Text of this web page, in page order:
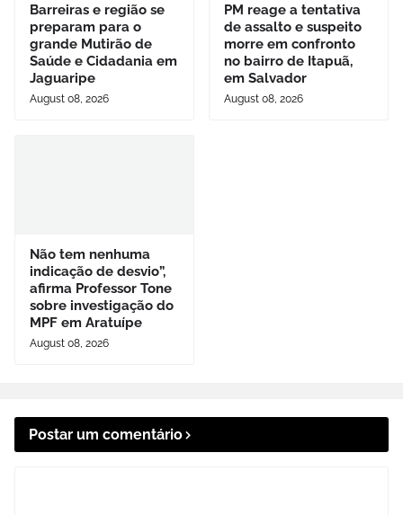
Barreiras e região se
preparam para o
grande Mutirão de
Saúde e Cidadania em
Jaguaripe
August 08, 2026
PM reage a tentativa
de assalto e suspeito
morre em confronto
no bairro de Itapuã,
em Salvador
August 08, 2026
Não tem nenhuma
indicação de desvio”,
afirma Professor Tone
sobre investigação do
MPF em Aratuípe
August 08, 2026
Postar um comentário